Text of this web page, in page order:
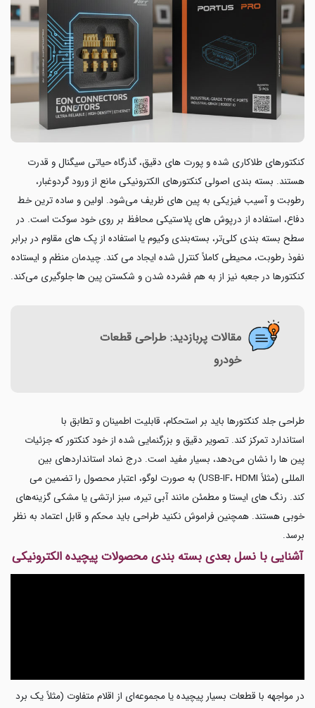
کنکتورهای طلاکاری شده و پورت های دقیق، گذرگاه حیاتی سیگنال و قدرت
هستند. بسته بندی اصولی کنکتورهای الکترونیکی مانع از ورود گردوغبار،
رطوبت و آسیب فیزیکی به پین های ظریف می‌شود. اولین و ساده ترین خط
دفاع، استفاده از درپوش های پلاستیکی محافظ بر روی خود سوکت است. در
سطح بسته بندی کلی‌تر، بسته‌بندی وکیوم یا استفاده از پک های مقاوم در برابر
نفوذ رطوبت، محیطی کاملاً کنترل شده ایجاد می کند. چیدمان منظم و ایستاده
کنکتورها در جعبه نیز از به هم فشرده شدن و شکستن پین ها جلوگیری می‌کند.
مقالات پربازدید: طراحی قطعات
خودرو
طراحی جلد کنکتورها باید بر استحکام، قابلیت اطمینان و تطابق با
استاندارد تمرکز کند. تصویر دقیق و بزرگنمایی شده از خود کنکتور که جزئیات
پین ها را نشان می‌دهد، بسیار مفید است. درج نماد استانداردهای بین
المللی (مثلاً USB-IF، HDMI) به صورت لوگو، اعتبار محصول را تضمین می
کند. رنگ های ایستا و مطمئن مانند آبی تیره، سبز ارتشی یا مشکی گزینه‌های
خوبی هستند. همچنین فراموش نکنید طراحی باید محکم و قابل اعتماد به نظر
برسد.
آشنایی با نسل بعدی بسته بندی محصولات پیچیده الکترونیکی
در مواجهه با قطعات بسیار پیچیده یا مجموعه‌ای از اقلام متفاوت (مثلاً یک برد